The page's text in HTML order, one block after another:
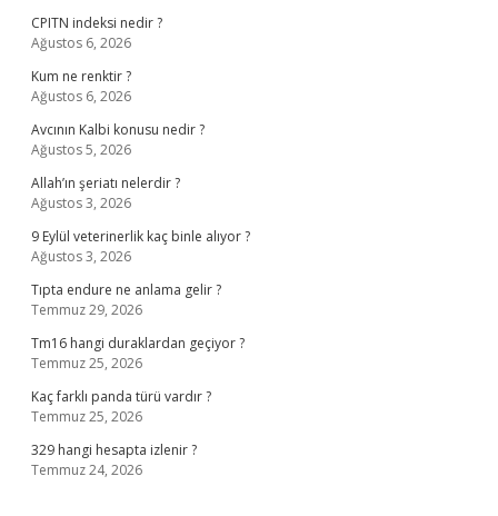
CPITN indeksi nedir ?
Ağustos 6, 2026
Kum ne renktir ?
Ağustos 6, 2026
Avcının Kalbi konusu nedir ?
Ağustos 5, 2026
Allah’ın şeriatı nelerdir ?
Ağustos 3, 2026
9 Eylül veterinerlik kaç binle alıyor ?
Ağustos 3, 2026
Tıpta endure ne anlama gelir ?
Temmuz 29, 2026
Tm16 hangi duraklardan geçiyor ?
Temmuz 25, 2026
Kaç farklı panda türü vardır ?
Temmuz 25, 2026
329 hangi hesapta izlenir ?
Temmuz 24, 2026